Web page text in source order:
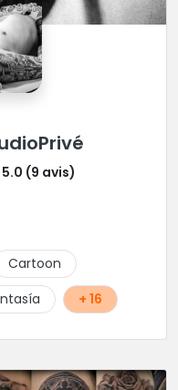
(9 avis)
Cartoon
+ 16